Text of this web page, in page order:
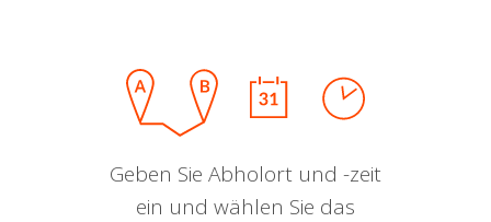
Geben Sie Abholort und -zeit
ein und wählen Sie das